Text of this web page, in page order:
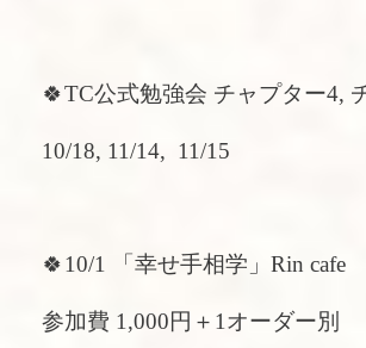
🍀TC公式勉強会 チャプター4,
10/18, 11/14, 11/15
🍀10/1 「幸せ手相学」Rin cafe
参加費 1,000円＋1オーダー別